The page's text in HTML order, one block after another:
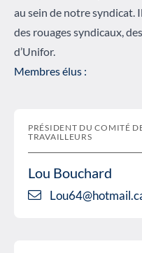
au sein de notre syndicat.
des rouages syndicaux,
d’Unifor.
Membres élus :
PRÉSIDENT DU COMITÉ
TRAVAILLEURS
Lou Bouchard